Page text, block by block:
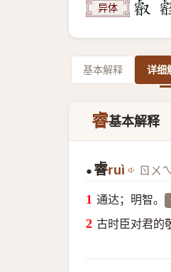
异体
基本解释 详细
睿基本解释
● 睿ruì ㄖㄨ
通达；明智。
古时臣对君的